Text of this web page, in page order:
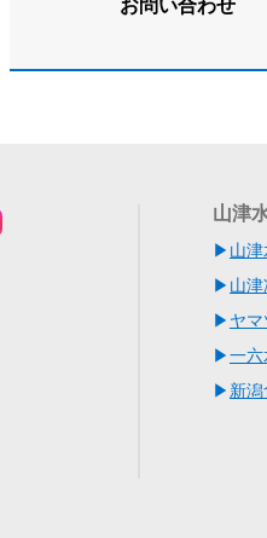
お問い合わせ
山津
山
山
ヤ
一六
新